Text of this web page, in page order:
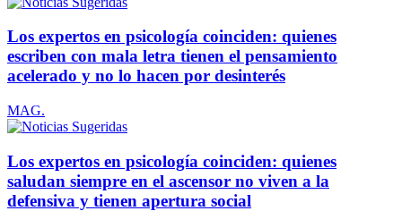
Los expertos en psicología coinciden: quienes
escriben con mala letra tienen el pensamiento
acelerado y no lo hacen por desinterés
MAG.
Los expertos en psicología coinciden: quienes
saludan siempre en el ascensor no viven a la
defensiva y tienen apertura social